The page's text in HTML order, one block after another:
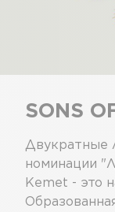
SONS
Двукратные
номинации
Kemet - это